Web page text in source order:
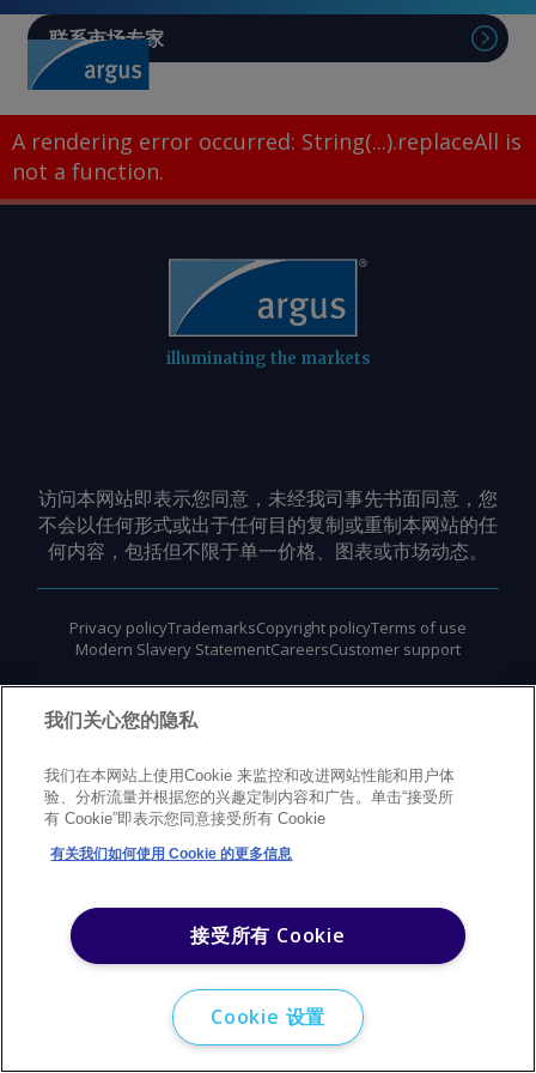
联系市场专家
A rendering error occurred: String(...).replaceAll is
not a function.
illuminating the markets
访问本网站即表示您同意，未经我司事先书面同意，您
不会以任何形式或出于任何目的复制或重制本网站的任
何内容，包括但不限于单一价格、图表或市场动态。
©2026Argus Media Group Copyright
Privacy policyTrademarksCopyright policyTerms of use
Modern Slavery StatementCareersCustomer support
我们关心您的隐私
我们在本网站上使用Cookie 来监控和改进网站性能和用户体
验、分析流量并根据您的兴趣定制内容和广告。单击“接受所
有 Cookie”即表示您同意接受所有 Cookie
有关我们如何使用 Cookie 的更多信息
接受所有 Cookie
Cookie 设置